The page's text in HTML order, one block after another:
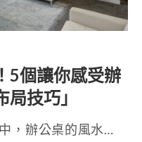
5個讓你感受辦
技巧」
，辦公桌的風水…